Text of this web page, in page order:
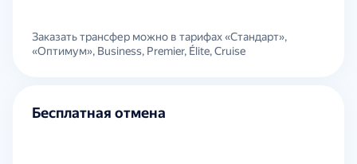
Заказать трансфер можно в тарифах «Стандарт»,
«Оптимум», Business, Premier, Élite, Cruise
Бесплатная отмена